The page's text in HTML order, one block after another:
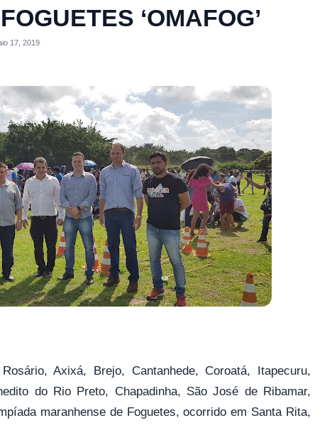
‘OMAFOG’
17, 2019
Axixá, Brejo, Cantanhede, Coroatá, Itapecuru,
do Rio Preto, Chapadinha, São José de Ribamar,
maranhense de Foguetes, ocorrido em Santa Rita,